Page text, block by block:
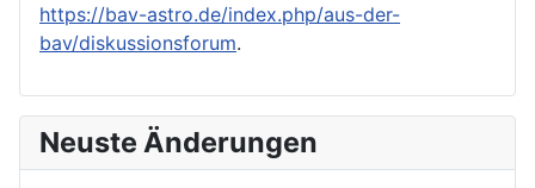
https://bav-astro.de/index.php/aus-der-
bav/diskussionsforum.
Neuste Änderungen